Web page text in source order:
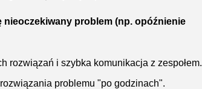
nieoczekiwany problem (np. opóźnienie
rozwiązań i szybka komunikacja z zespołem.
problemu "po godzinach".